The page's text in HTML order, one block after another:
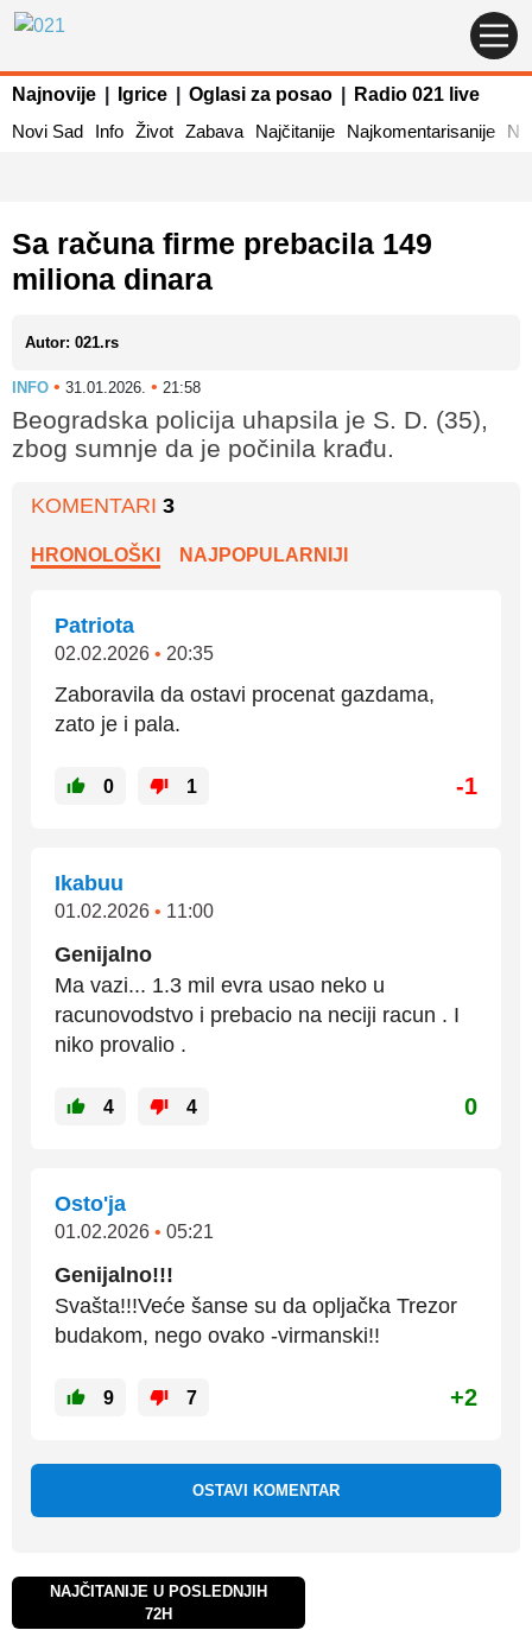
Najnovije Igrice Oglasi za posao
Radio 021 live
Novi Sad
Info Život Zabava Najčitanije Najkomentarisanije
Sa računa firme prebacila 149
miliona dinara
Autor: 021.rs
INFO • 31.01.2026. • 21:58
Beogradska policija uhapsila je S. D. (35),
zbog sumnje da je počinila krađu.
KOMENTARI 3
HRONOLOŠKI NAJPOPULARNIJI
Patriota
02.02.2026 • 20:35
Zaboravila da ostavi procenat gazdama,
zato je i pala.
0 1 -1
Ikabuu
01.02.2026 • 11:00
Genijalno
Ma vazi... 1.3 mil evra usao neko u
racunovodstvo i prebacio na neciji racun . I
niko provalio .
4 4 0
Osto'ja
01.02.2026 • 05:21
Genijalno!!!
Svašta!!!Veće šanse su da opljačka Trezor
budakom, nego ovako -virmanski!!
9 7 +2
OSTAVI KOMENTAR
NAJČITANIJE U POSLEDNJIH
72H